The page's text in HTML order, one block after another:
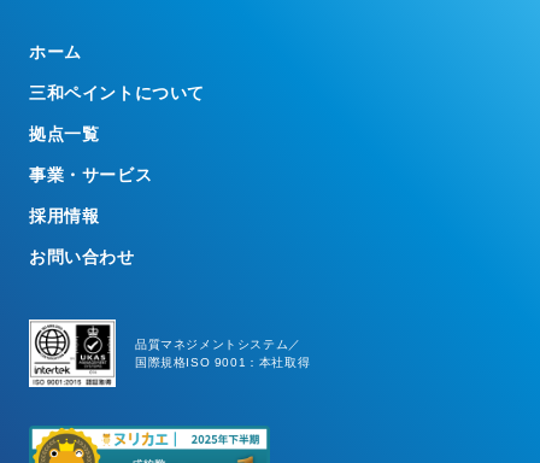
ホーム
三和ペイントについて
拠点一覧
事業・サービス
採用情報
お問い合わせ
品質マネジメントシステム／
国際規格ISO 9001：本社取得